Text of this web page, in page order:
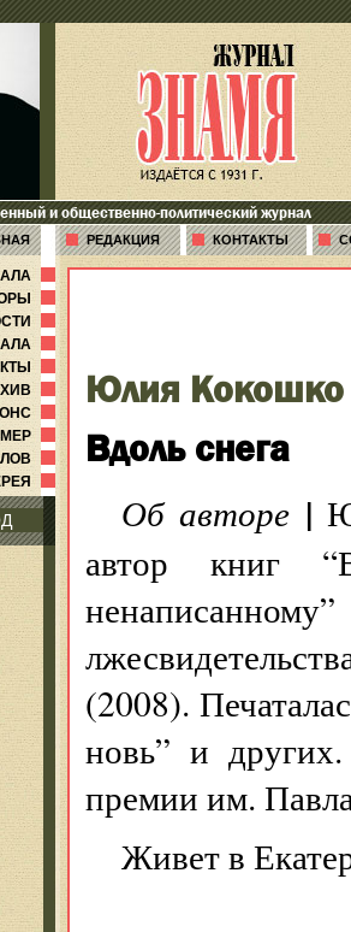
и общественно-политический журнал
РЕДАКЦИЯ КОНТАКТЫ
Юлия Кокошко
Вдоль снега
Об авторе |
автор книг
(2008).
новь” и
премии им.
Живет в